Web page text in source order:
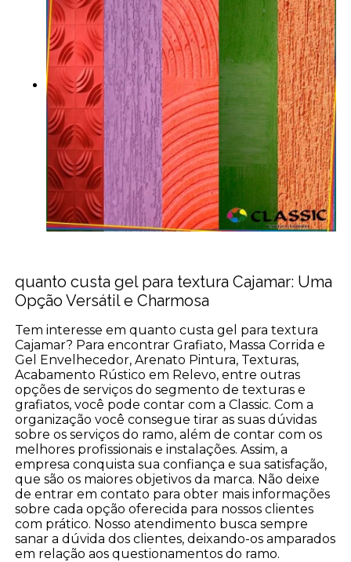
quanto custa gel para textura Cajamar: Uma
Opção Versátil e Charmosa
Tem interesse em quanto custa gel para textura
Cajamar? Para encontrar Grafiato, Massa Corrida e
Gel Envelhecedor, Arenato Pintura, Texturas,
Acabamento Rústico em Relevo, entre outras
opções de serviços do segmento de texturas e
grafiatos, você pode contar com a Classic. Com a
organização você consegue tirar as suas dúvidas
sobre os serviços do ramo, além de contar com os
melhores profissionais e instalações. Assim, a
empresa conquista sua confiança e sua satisfação,
que são os maiores objetivos da marca. Não deixe
de entrar em contato para obter mais informações
sobre cada opção oferecida para nossos clientes
com prático. Nosso atendimento busca sempre
sanar a dúvida dos clientes, deixando-os amparados
em relação aos questionamentos do ramo.